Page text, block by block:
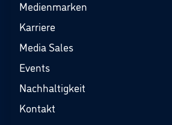
Medienmarken
Karriere
Media Sales
Events
Nachhaltigkeit
Kontakt